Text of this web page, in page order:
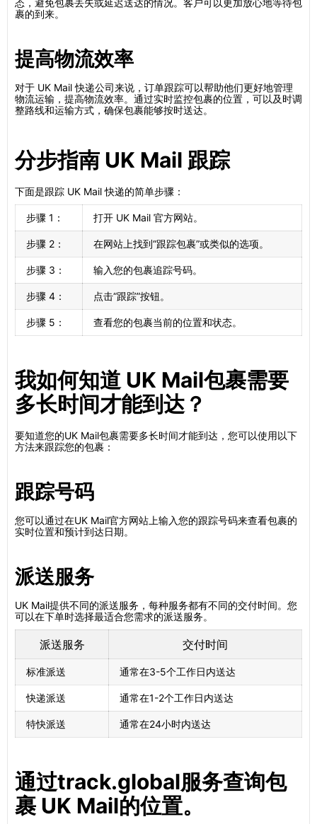
态，避免包裹丢失或延迟送达的情况。客户可以更加放心地等待包
裹的到来。
提高物流效率
对于 UK Mail 快递公司来说，订单跟踪可以帮助他们更好地管理
物流运输，提高物流效率。通过实时监控包裹的位置，可以及时调
整路线和运输方式，确保包裹能够按时送达。
分步指南 UK Mail 跟踪
下面是跟踪 UK Mail 快递的简单步骤：
步骤 1： 打开 UK Mail 官方网站。
步骤 2： 在网站上找到“跟踪包裹”或类似的选项。
步骤 3： 输入您的包裹追踪号码。
步骤 4： 点击“跟踪”按钮。
步骤 5： 查看您的包裹当前的位置和状态。
我如何知道 UK Mail包裹需要
多长时间才能到达？
要知道您的UK Mail包裹需要多长时间才能到达，您可以使用以下
方法来跟踪您的包裹：
跟踪号码
您可以通过在UK Mail官方网站上输入您的跟踪号码来查看包裹的
实时位置和预计到达日期。
派送服务
UK Mail提供不同的派送服务，每种服务都有不同的交付时间。您
可以在下单时选择最适合您需求的派送服务。
派送服务 交付时间
标准派送 通常在3-5个工作日内送达
快递派送 通常在1-2个工作日内送达
特快派送 通常在24小时内送达
通过track.global服务查询包
裹 UK Mail的位置。